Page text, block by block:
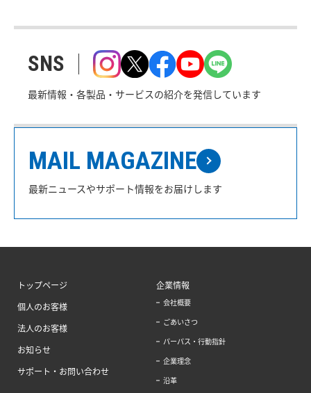
SNS
最新情報・各製品・サービスの紹介を発信しています
MAIL MAGAZINE
最新ニュースやサポート情報をお届けします
トップページ
個人のお客様
法人のお客様
お知らせ
サポート・お問い合わせ
企業情報
会社概要
ごあいさつ
パーパス・行動指針
企業理念
沿革